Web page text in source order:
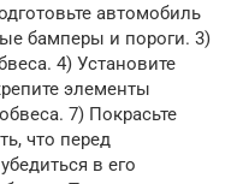
автомобиль
бамперы и пороги. 3)
4) Установите
элементы
7) Покрасьте
что перед
в его